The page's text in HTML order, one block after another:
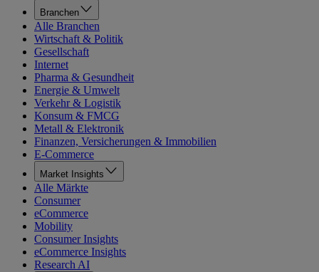
Branchen
Alle Branchen
Wirtschaft & Politik
Gesellschaft
Internet
Pharma & Gesundheit
Energie & Umwelt
Verkehr & Logistik
Konsum & FMCG
Metall & Elektronik
Finanzen, Versicherungen & Immobilien
E-Commerce
Market Insights
Alle Märkte
Consumer
eCommerce
Mobility
Consumer Insights
eCommerce Insights
Research AI